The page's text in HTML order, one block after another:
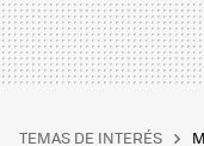
TEMAS DE INTERÉS